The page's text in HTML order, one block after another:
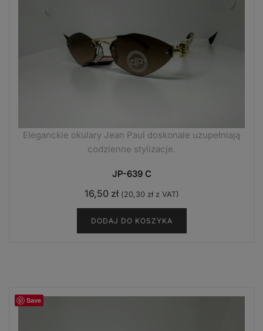
Eleganckie okulary Jean Paul doskonale uzupełniają
codzienne stylizacje.
JP-639 C
16,50 zł (20,30 złz VAT)
DODAJ DO KOSZYKA
Save